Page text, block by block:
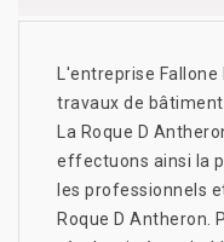
L'entreprise
travaux de
La Roque D
effectuons ainsi la
les professionnels
Roque D Antheron.